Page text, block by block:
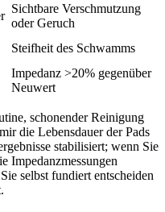
Sichtbare Verschmutzung
oder⁤ Geruch
Steifheit‌ des ⁤Schwamms
Impedanz >20% gegenüber
Neuwert
‌schonender Reinigung
die Lebensdauer der Pads‍
stabilisiert;⁢ wenn Sie
Impedanzmessungen
selbst ⁤fundiert⁣ entscheiden